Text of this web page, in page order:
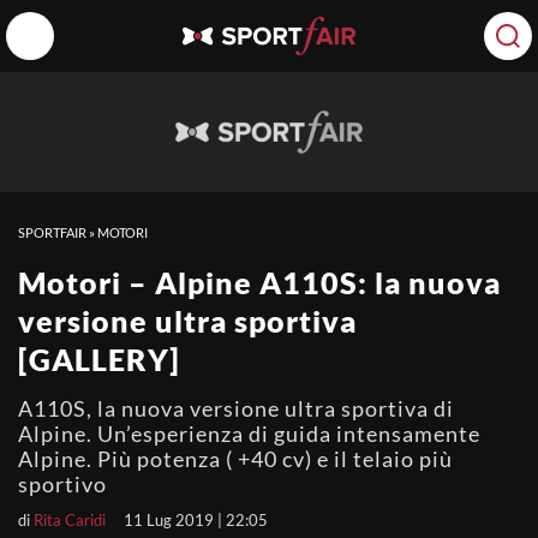
SPORTFAIR » MOTORI
Motori – Alpine A110S: la nuova
versione ultra sportiva
[GALLERY]
A110S, la nuova versione ultra sportiva di
Alpine. Un’esperienza di guida intensamente
Alpine. Più potenza ( +40 cv) e il telaio più
sportivo
di Rita Caridi 11 Lug 2019 | 22:05